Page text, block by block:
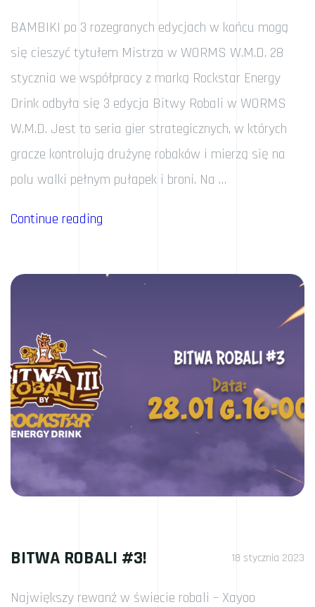
BAMBIKI po 3 rozegranych edycjach w końcu mogą
się cieszyć tytułem Mistrza w WORMS W.M.D. 28
stycznia we współpracy z marką Rockstar Energy
Drink odbyła się 3 edycja Bitwy Robali w WORMS
W.M.D. Jest to seria gier strategicznych, w których
gracze kontrolują drużynę robaków i mierzą się na
polu walki pełnym pułapek i broni. Na …
Continue reading
BITWA ROBALI #3! 18 stycznia 2023
Największy rewanż w świecie robali – Xayoo